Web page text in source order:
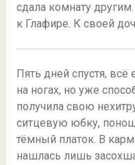
сдала комнату
к Глафире. К своей
Пять дней спустя,
на ногах, но уже
получила свою
ситцевую юбку,
тёмный платок. В
нашлась лишь